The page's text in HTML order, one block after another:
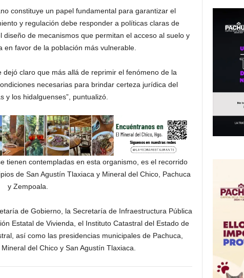
constituye un papel fundamental para garantizar el
y regulación debe responder a políticas claras de
de mecanismos que permitan el acceso al suelo y
en favor de la población más vulnerable.
dejó claro que más allá de reprimir el fenómeno de la
necesarias para brindar certeza jurídica del
y los hidalguenses”, puntualizó.
tienen contempladas en esta organismo, es el recorrido
de San Agustín Tlaxiaca y Mineral del Chico, Pachuca
y Zempoala.
de Gobierno, la Secretaría de Infraestructura Pública
Estatal de Vivienda, el Instituto Catastral del Estado de
así como las presidencias municipales de Pachuca,
del Chico y San Agustín Tlaxiaca.